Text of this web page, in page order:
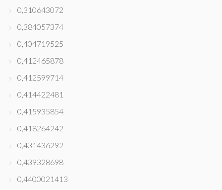
0,310643072
0,384057374
0,404719525
0,412465878
0,412599714
0,414422481
0,415935854
0,418264242
0,431436292
0,439328698
0,4400021413